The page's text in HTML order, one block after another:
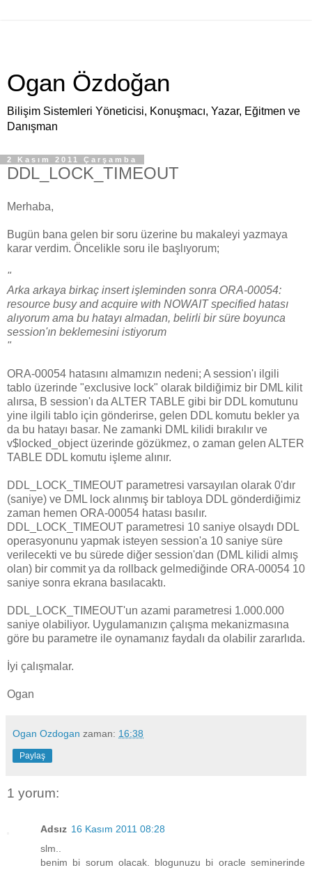
Ogan Özdoğan
Bilişim Sistemleri Yöneticisi, Konuşmacı, Yazar, Eğitmen ve
Danışman
2 Kasım 2011 Çarşamba
DDL_LOCK_TIMEOUT
Merhaba,
Bugün bana gelen bir soru üzerine bu makaleyi yazmaya
karar verdim. Öncelikle soru ile başlıyorum;
"
Arka arkaya birkaç insert işleminden sonra ORA-00054:
resource busy and acquire with NOWAIT specified hatası
alıyorum ama bu hatayı almadan, belirli bir süre boyunca
session'ın beklemesini istiyorum
"
ORA-00054 hatasını almamızın nedeni; A session'ı ilgili
tablo üzerinde "exclusive lock" olarak bildiğimiz bir DML kilit
alırsa, B session'ı da ALTER TABLE gibi bir DDL komutunu
yine ilgili tablo için gönderirse, gelen DDL komutu bekler ya
da bu hatayı basar. Ne zamanki DML kilidi bırakılır ve
v$locked_object üzerinde gözükmez, o zaman gelen ALTER
TABLE DDL komutu işleme alınır.
DDL_LOCK_TIMEOUT parametresi varsayılan olarak 0'dır
(saniye) ve DML lock alınmış bir tabloya DDL gönderdiğimiz
zaman hemen ORA-00054 hatası basılır.
DDL_LOCK_TIMEOUT parametresi 10 saniye olsaydı DDL
operasyonunu yapmak isteyen session'a 10 saniye süre
verilecekti ve bu sürede diğer session'dan (DML kilidi almış
olan) bir commit ya da rollback gelmediğinde ORA-00054 10
saniye sonra ekrana basılacaktı.
DDL_LOCK_TIMEOUT'un azami parametresi 1.000.000
saniye olabiliyor. Uygulamanızın çalışma mekanizmasına
göre bu parametre ile oynamanız faydalı da olabilir zararlıda.
İyi çalışmalar.
Ogan
Ogan Ozdogan zaman: 16:38
Paylaş
1 yorum:
Adsız 16 Kasım 2011 08:28
slm..
benim bi sorum olacak. blogunuzu bi oracle seminerinde